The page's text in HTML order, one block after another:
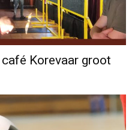
Korevaar groot